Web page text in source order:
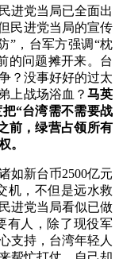
党当局已全面出
民进党当局的宣传
”，台军方强调“枕
的问题摊开来。台
？没事好好的过太
上战场浴血？ 马英
“台湾需不需要战
前，绿营占领所有
。
新台币2500亿元
机，不但是远水救
进党当局看似已做
有人，除了现役军
支持，台湾年轻人